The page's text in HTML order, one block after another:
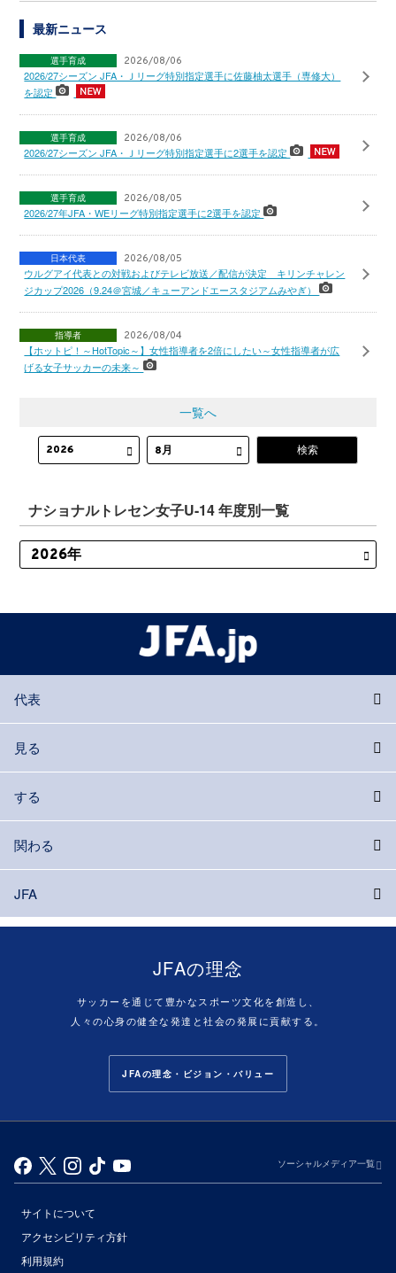
最新ニュース
選手育成 2026/08/06
2026/27シーズン JFA・Ｊリーグ特別指定選手に佐藤柚太選手（専修大）
を認定
選手育成 2026/08/06
2026/27シーズン JFA・Ｊリーグ特別指定選手に2選手を認定
選手育成 2026/08/05
2026/27年JFA・WEリーグ特別指定選手に2選手を認定
日本代表 2026/08/05
ウルグアイ代表との対戦およびテレビ放送／配信が決定 キリンチャレン
ジカップ2026（9.24＠宮城／キューアンドエースタジアムみやぎ）
指導者 2026/08/04
【ホットピ！～HotTopic～】女性指導者を2倍にしたい～女性指導者が広
げる女子サッカーの未来～
一覧へ
ナショナルトレセン女子U-14 年度別一覧
代表
見る
する
関わる
JFA
JFAの理念
サッカーを通じて豊かなスポーツ文化を創造し、
人々の心身の健全な発達と社会の発展に貢献する。
JFAの理念・ビジョン・バリュー
ソーシャルメディア一覧
サイトについて
アクセシビリティ方針
利用規約